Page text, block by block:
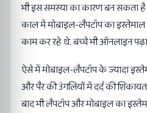
भी इस समस्या का कारण बन सकता
काल में मोबाइल-लैपटॉप का
काम कर रहे थे. बच्चे भी ऑनलाइन
ऐसे में मोबाइल-लैपटॉप के ज्यादा
और पैर की उंगलियों में दर्द की
बाद भी लैपटॉप और मोबाइल का